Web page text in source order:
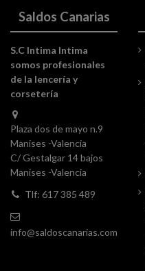
Saldos Canarias
S.C Intima Intima
somos profesionales
de la lencería y
corsetería
Plaza dos de mayo n.9
Manises -Valencia
C/ Gestalgar 14 bajos
Manises -Valencia
Tlf: 617 385 489
info@saldoscanarias.com